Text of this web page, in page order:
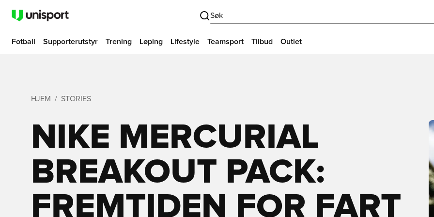
Søk
Fotball Supporterutstyr Trening Løping Lifestyle Teamsport Tilbud Outlet
HJEM STORIES
NIKE MERCURIAL
BREAKOUT PACK:
FREMTIDEN FOR FART